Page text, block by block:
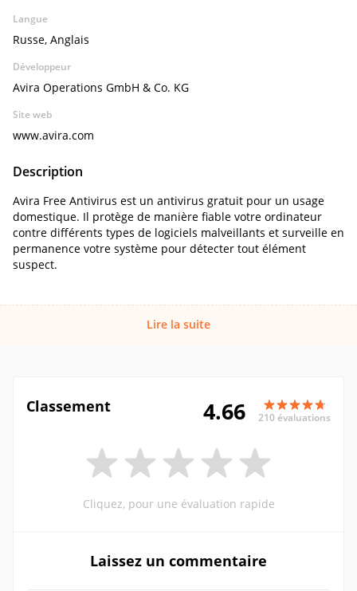
Langue
Russe, Anglais
Développeur
Avira Operations GmbH & Co. KG
Site web
www.avira.com
Description
Avira Free Antivirus est un antivirus gratuit pour un usage
domestique. Il protège de manière fiable votre ordinateur
contre différents types de logiciels malveillants et surveille en
permanence votre système pour détecter tout élément
suspect.
Lire la suite
Classement 4.66 210 évaluations
Cliquez, pour une évaluation rapide
Laissez un commentaire